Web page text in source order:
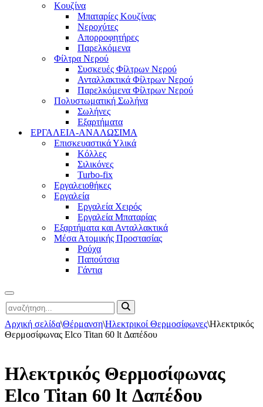
Κουζίνα
Μπαταρίες Κουζίνας
Νεροχύτες
Απορροφητήρες
Παρελκόμενα
Φίλτρα Νερού
Συσκευές Φίλτρων Νερού
Ανταλλακτικά Φίλτρων Νερού
Παρελκόμενα Φίλτρων Νερού
Πολυστωματική Σωλήνα
Σωλήνες
Εξαρτήματα
ΕΡΓΑΛΕΙΑ-ΑΝΑΛΩΣΙΜΑ
Επισκευαστικά Υλικά
Κόλλες
Σιλικόνες
Turbo-fix
Εργαλειοθήκες
Εργαλεία
Εργαλεία Χειρός
Εργαλεία Μπαταρίας
Εξαρτήματα και Ανταλλακτικά
Μέσα Ατομικής Προστασίας
Ρούχα
Παπούτσια
Γάντια
Μενού
πλοήγησης
Αναζήτηση
για...
Αρχική σελίδα\Θέρμανση\Ηλεκτρικοί Θερμοσίφωνες\Ηλεκτρικός
Θερμοσίφωνας Elco Titan 60 lt Δαπέδου
Ηλεκτρικός Θερμοσίφωνας
Elco Titan 60 lt Δαπέδου